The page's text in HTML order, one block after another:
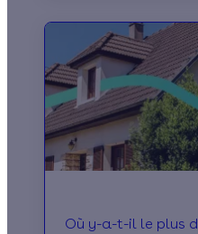
Où y-a-t-il le plus